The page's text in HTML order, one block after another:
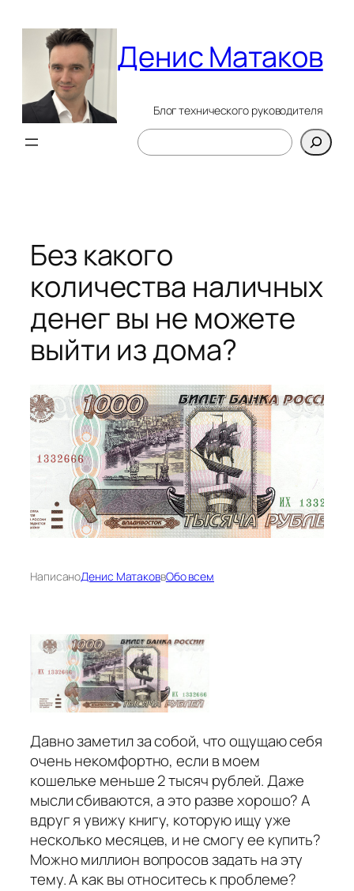
содержимому
Денис Матаков
Блог технического руководителя
Поиск
Без какого
количества наличных
денег вы не можете
выйти из дома?
НаписаноДенис МатаковвОбо всем
Давно заметил за собой, что ощущаю себя
очень некомфортно, если в моем
кошельке меньше 2 тысяч рублей. Даже
мысли сбиваются, а это разве хорошо? А
вдруг я увижу книгу, которую ищу уже
несколько месяцев, и не смогу ее купить?
Можно миллион вопросов задать на эту
тему. А как вы относитесь к проблеме?